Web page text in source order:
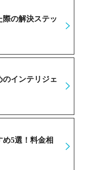
の解決ステッ
のインテリジェ
5選！料金相